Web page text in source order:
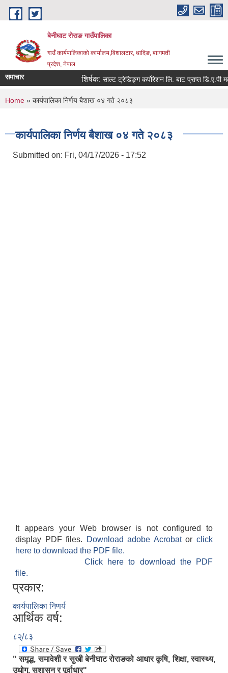
Skip to main content
बेनीघाट रोराङ गाउँपालिका
गाउँ कार्यपालिकाको कार्यालय,विशालटार, धादिङ, बाागमती
प्रदेश, नेपाल
समाचार शिर्षक:साल्ट ट्रेडिङ्ग कर्पोरेशन लि. बाट प्राप्त डि.ए.पी
You are here
Home » कार्यपालिका निर्णय बैशाख ०४ गते २०८३
कार्यपालिका निर्णय बैशाख ०४ गते २०८३
Submitted on: Fri, 04/17/2026 - 17:52
It appears your Web browser is not configured to
display PDF files.
Download adobe Acrobatorclick
here to download the PDF file.
Click here to download the PDF
file.
प्रकार:
कार्यपालिका निणर्य
आर्थिक वर्ष:
८२्/८३
" समृद्ध, समावेशी र सुखी बेनीघाट रोराङको आधार कृषि, शिक्षा, स्वास्थ्य,
उधोग, सुशासन र पूर्वाधार"